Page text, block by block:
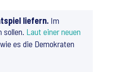
liefern. Im
sollen. Laut einer neuen
es die Demokraten